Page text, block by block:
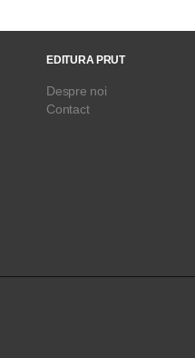
EDITURA PRUT
Despre noi
Contact